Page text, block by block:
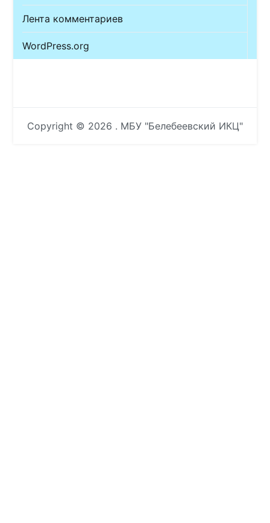
Лента комментариев
WordPress.org
Copyright © 2026 . МБУ "Белебеевский ИКЦ"